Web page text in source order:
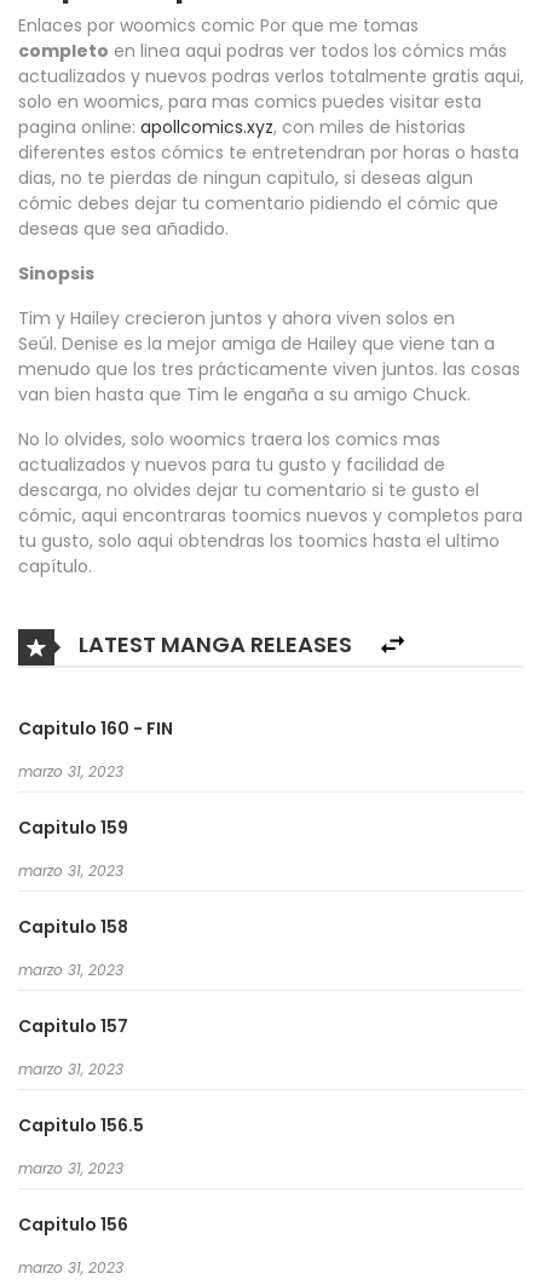
Enlaces por woomics comic Por que me tomas
completo en linea aqui podras ver todos los cómics más
actualizados y nuevos podras verlos totalmente gratis aqui,
solo en woomics, para mas comics puedes visitar esta
pagina online: apollcomics.xyz, con miles de historias
diferentes estos cómics te entretendran por horas o hasta
dias, no te pierdas de ningun capitulo, si deseas algun
cómic debes dejar tu comentario pidiendo el cómic que
deseas que sea añadido.
Sinopsis
Tim y Hailey crecieron juntos y ahora viven solos en
Seúl. Denise es la mejor amiga de Hailey que viene tan a
menudo que los tres prácticamente viven juntos. las cosas
van bien hasta que Tim le engaña a su amigo Chuck.
No lo olvides, solo woomics traera los comics mas
actualizados y nuevos para tu gusto y facilidad de
descarga, no olvides dejar tu comentario si te gusto el
cómic, aqui encontraras toomics nuevos y completos para
tu gusto, solo aqui obtendras los toomics hasta el ultimo
capítulo.
LATEST MANGA RELEASES
Capitulo 160 - FIN
marzo 31, 2023
Capitulo 159
marzo 31, 2023
Capitulo 158
marzo 31, 2023
Capitulo 157
marzo 31, 2023
Capitulo 156.5
marzo 31, 2023
Capitulo 156
marzo 31, 2023